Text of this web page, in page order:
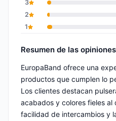
3
2
1
Resumen de las opiniones
EuropaBand ofrece una
productos que cumplen lo
Los clientes destacan
acabados y colores fieles al
facilidad de intercambios y